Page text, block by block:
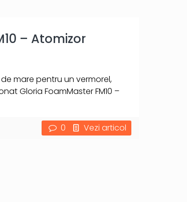
– Atomizor
mare pentru un vermorel,
Gloria FoamMaster FM10 –
0 Vezi articol